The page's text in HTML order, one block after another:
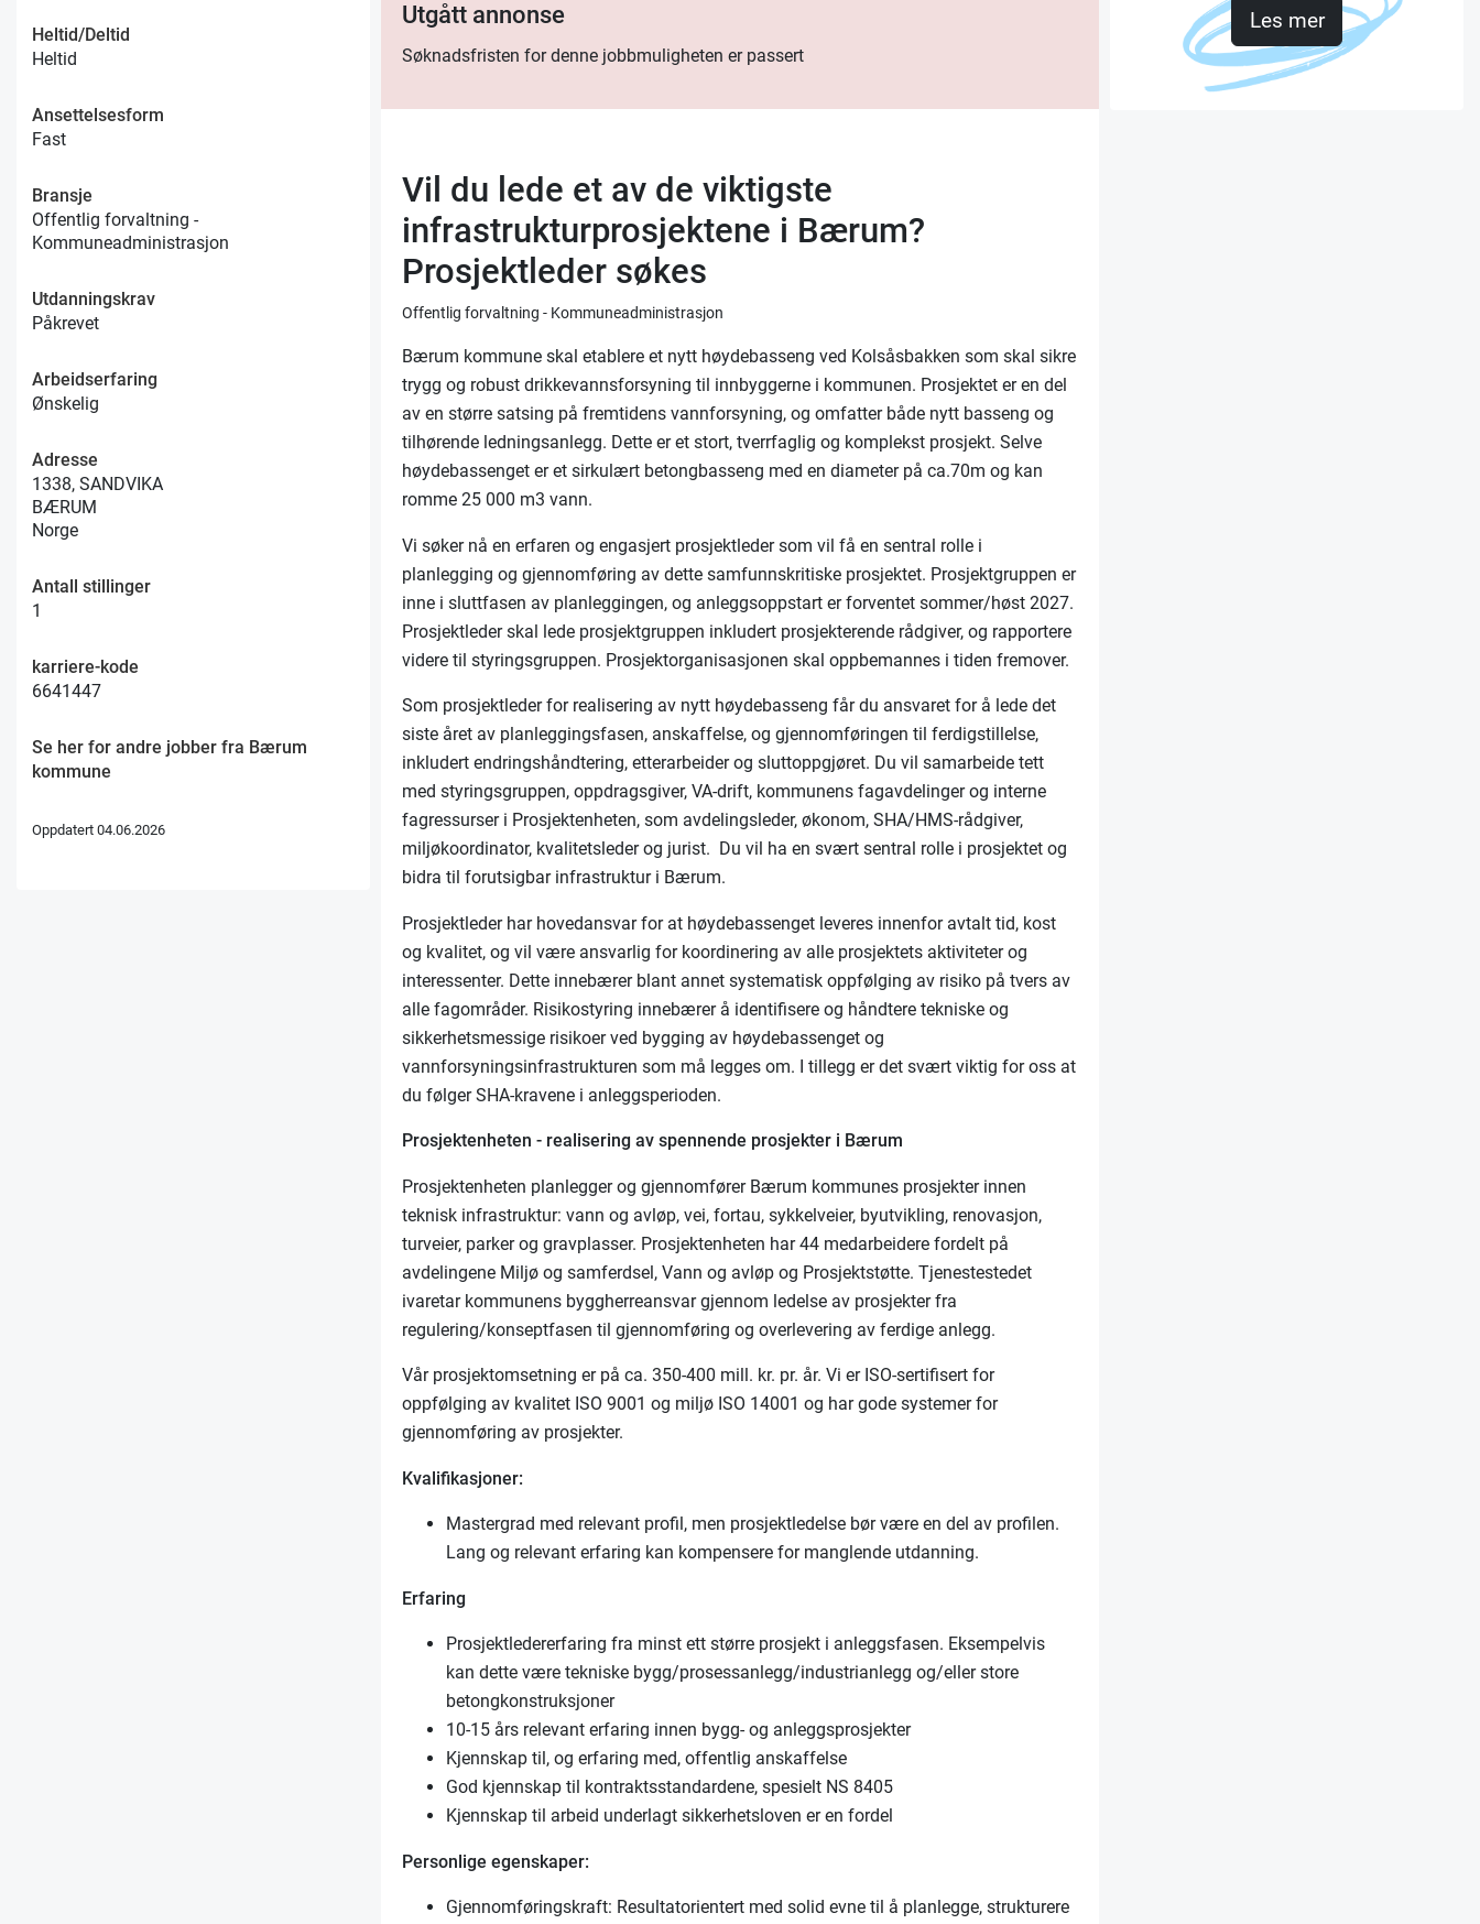
Heltid/Deltid
Heltid
Ansettelsesform
Fast
Bransje
Offentlig forvaltning -
Kommuneadministrasjon
Utdanningskrav
Påkrevet
Arbeidserfaring
Ønskelig
Adresse
1338, SANDVIKA
BÆRUM
Norge
Antall stillinger
1
karriere-kode
6641447
Se her for andre jobber fra Bærum
kommune
Oppdatert 04.06.2026
Utgått annonse
Søknadsfristen for denne jobbmuligheten er passert
Vil du lede et av de viktigste
infrastrukturprosjektene i Bærum?
Prosjektleder søkes
Offentlig forvaltning - Kommuneadministrasjon
Bærum kommune skal etablere et nytt høydebasseng ved Kolsåsbakken som skal sikre
trygg og robust drikkevannsforsyning til innbyggerne i kommunen. Prosjektet er en del
av en større satsing på fremtidens vannforsyning, og omfatter både nytt basseng og
tilhørende ledningsanlegg. Dette er et stort, tverrfaglig og komplekst prosjekt. Selve
høydebassenget er et sirkulært betongbasseng med en diameter på ca.70m og kan
romme 25 000 m3 vann.
Vi søker nå en erfaren og engasjert prosjektleder som vil få en sentral rolle i
planlegging og gjennomføring av dette samfunnskritiske prosjektet. Prosjektgruppen er
inne i sluttfasen av planleggingen, og anleggsoppstart er forventet sommer/høst 2027.
Prosjektleder skal lede prosjektgruppen inkludert prosjekterende rådgiver, og rapportere
videre til styringsgruppen. Prosjektorganisasjonen skal oppbemannes i tiden fremover.
Som prosjektleder for realisering av nytt høydebasseng får du ansvaret for å lede det
siste året av planleggingsfasen, anskaffelse, og gjennomføringen til ferdigstillelse,
inkludert endringshåndtering, etterarbeider og sluttoppgjøret. Du vil samarbeide tett
med styringsgruppen, oppdragsgiver, VA-drift, kommunens fagavdelinger og interne
fagressurser i Prosjektenheten, som avdelingsleder, økonom, SHA/HMS-rådgiver,
miljøkoordinator, kvalitetsleder og jurist. Du vil ha en svært sentral rolle i prosjektet og
bidra til forutsigbar infrastruktur i Bærum.
Prosjektleder har hovedansvar for at høydebassenget leveres innenfor avtalt tid, kost
og kvalitet, og vil være ansvarlig for koordinering av alle prosjektets aktiviteter og
interessenter. Dette innebærer blant annet systematisk oppfølging av risiko på tvers av
alle fagområder. Risikostyring innebærer å identifisere og håndtere tekniske og
sikkerhetsmessige risikoer ved bygging av høydebassenget og
vannforsyningsinfrastrukturen som må legges om. I tillegg er det svært viktig for oss at
du følger SHA-kravene i anleggsperioden.
Prosjektenheten - realisering av spennende prosjekter i Bærum
Prosjektenheten planlegger og gjennomfører Bærum kommunes prosjekter innen
teknisk infrastruktur: vann og avløp, vei, fortau, sykkelveier, byutvikling, renovasjon,
turveier, parker og gravplasser. Prosjektenheten har 44 medarbeidere fordelt på
avdelingene Miljø og samferdsel, Vann og avløp og Prosjektstøtte. Tjenestestedet
ivaretar kommunens byggherreansvar gjennom ledelse av prosjekter fra
regulering/konseptfasen til gjennomføring og overlevering av ferdige anlegg.
Vår prosjektomsetning er på ca. 350-400 mill. kr. pr. år. Vi er ISO-sertifisert for
oppfølging av kvalitet ISO 9001 og miljø ISO 14001 og har gode systemer for
gjennomføring av prosjekter.
Kvalifikasjoner:
Mastergrad med relevant profil, men prosjektledelse bør være en del av profilen.
Lang og relevant erfaring kan kompensere for manglende utdanning.
Erfaring
Prosjektledererfaring fra minst ett større prosjekt i anleggsfasen. Eksempelvis
kan dette være tekniske bygg/prosessanlegg/industrianlegg og/eller store
betongkonstruksjoner
10-15 års relevant erfaring innen bygg- og anleggsprosjekter
Kjennskap til, og erfaring med, offentlig anskaffelse
God kjennskap til kontraktsstandardene, spesielt NS 8405
Kjennskap til arbeid underlagt sikkerhetsloven er en fordel
Personlige egenskaper:
Gjennomføringskraft: Resultatorientert med solid evne til å planlegge, strukturere
Les mer